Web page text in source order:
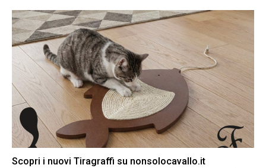
Scopri i nuovi Tiragraffi su nonsolocavallo.it